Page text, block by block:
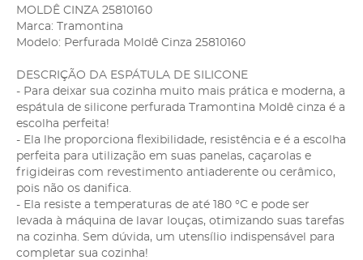
MOLDÊ CINZA 25810160
Marca: Tramontina
Modelo: Perfurada Moldê Cinza 25810160
DESCRIÇÃO DA ESPÁTULA DE SILICONE
- Para deixar sua cozinha muito mais prática e moderna, a
espátula de silicone perfurada Tramontina Moldê cinza é a
escolha perfeita!
- Ela lhe proporciona flexibilidade, resistência e é a escolha
perfeita para utilização em suas panelas, caçarolas e
frigideiras com revestimento antiaderente ou cerâmico,
pois não os danifica.
- Ela resiste a temperaturas de até 180 °C e pode ser
levada à máquina de lavar louças, otimizando suas tarefas
na cozinha. Sem dúvida, um utensílio indispensável para
completar sua cozinha!